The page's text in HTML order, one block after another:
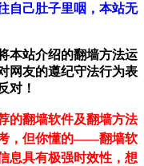
自己肚子里咽，本站无
本站介绍的翻墙方法运
网友的遵纪守法行为表
对！
的翻墙软件及翻墙方法
，但你懂的——翻墙软
息具有极强时效性，想